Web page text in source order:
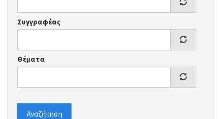
Συγγραφέας
Θέματα
Αναζήτηση